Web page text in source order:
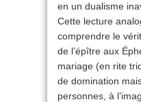
en un dualisme
Cette lecture
comprendre le
de l’épître aux
mariage (en rite
de domination
personnes, à